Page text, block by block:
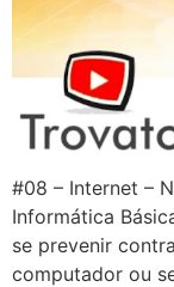
#08 – Internet –
Informática
se prevenir
computador ou